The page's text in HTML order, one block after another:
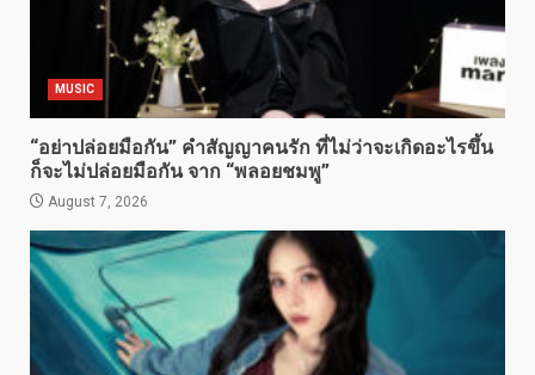
MUSIC
“อย่าปล่อยมือกัน” คำสัญญาคนรัก ที่ไม่ว่าจะเกิดอะไรขึ้น
ก็จะไม่ปล่อยมือกัน จาก “พลอยชมพู”
August 7, 2026